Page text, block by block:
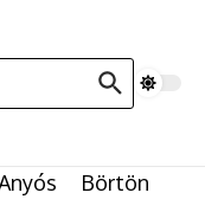
Börtön